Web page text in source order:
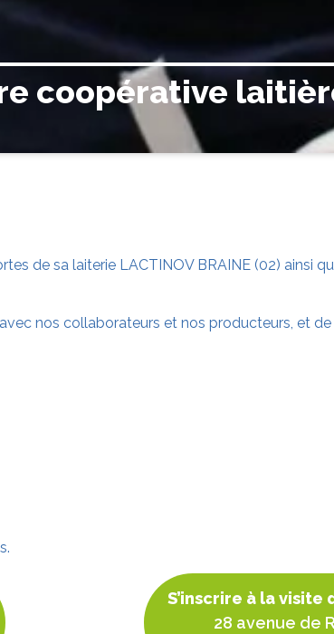
coopérative
de sa laiterie LACTINOV BRAINE (02) ainsi
nos collaborateurs et nos producteurs, et
S’inscrire à la visite
28 avenue de